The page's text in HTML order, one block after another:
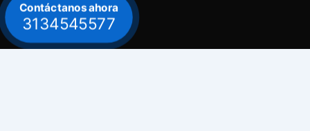
Contáctanos ahora
3134545577